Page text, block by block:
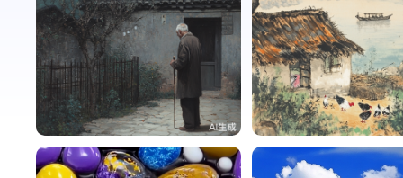
寒飘雪 5 寒飘雪